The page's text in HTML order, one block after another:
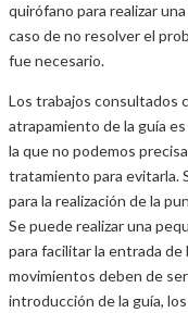
quirófano para realizar
caso de no resolver el
fue necesario.
Los trabajos consultados
atrapamiento de la guía
la que no podemos
tratamiento para evitarla.
para la realización de la
Se puede realizar una
para facilitar la entrada
movimientos deben de
introducción de la guía,